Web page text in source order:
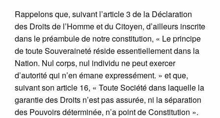
Rappelons que, suivant l’article 3 de la Déclaration
des Droits de l’Homme et du Citoyen, d’ailleurs inscrite
dans le préambule de notre constitution, « Le principe
de toute Souveraineté réside essentiellement dans la
Nation. Nul corps, nul individu ne peut exercer
d’autorité qui n’en émane expressément. » et que,
suivant son article 16, « Toute Société dans laquelle la
garantie des Droits n’est pas assurée, ni la séparation
des Pouvoirs déterminée, n’a point de Constitution ».